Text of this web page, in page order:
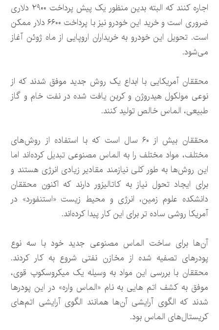
اجاره کنند که البته بدین منظور یک پیش پرداخت ۲۹۰۰ دلاری
ضروری است و خرید این خودرو نیز با پرداخت ۶۶۰۰ دلار ممکن
است. تحویل این خودرو به خریداران اروپایی از ماه ژوئن آغاز
می‌شود.
محققان آمریکایی با ابداع یک روش جدید موفق شدند که از
نوعی مولکول هیدروژن و کربن یافت شده در نفت خام و گاز
طبیعی، الماس خالص تولید کنند.
محققان بیش از ۶۰ سال است که با استفاده از روش‌های
مختلف، مواد مختلف را به الماس مصنوعی تبدیل کرده‌اند اما
این روش‌ها به طور کلی نیازمند مقادیر زیادی انرژی هستند و
برای ایجاد تحول نیاز به کاتالیزور دارند که اکنون محققان
دانشکده علوم زمین، انرژی و محیط زیست «استنفورد» در
آمریکا روشی ساده تر برای این کار پیدا کرده‌اند.
آن‌ها برای ساخت الماس مصنوعی جدید خود با سه نوع
پودرهای تصفیه شده از مخازن نفتی شروع به کار کردند.
محققان با بررسی این مواد به وسیله یک میکروسکوپ قوی،
موفق به کشف اتم هایی به نام «الماس واره» در این پودرها
شدند که الگوی آرایشی آن‌ها همانند الگوی آرایشی اتم‌های
کریستال‌های الماس بود.